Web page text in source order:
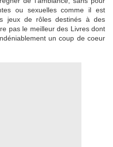
ou sexuelles comme il est
jeux de rôles destinés à des
pas le meilleur des Livres dont
un coup de coeur